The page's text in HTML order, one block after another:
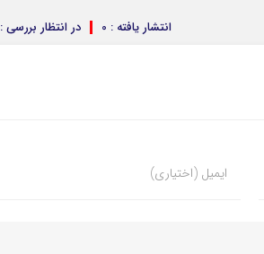
در انتظار بررسی : 0 انتشار یافته : 0
ایمیل (اختیاری)